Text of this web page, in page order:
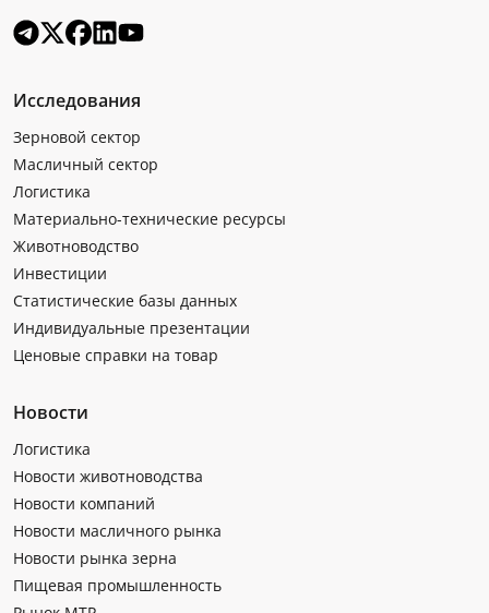
Исследования
Зерновой сектор
Масличный сектор
Логистика
Материально-технические ресурсы
Животноводство
Инвестиции
Статистические базы данных
Индивидуальные презентации
Ценовые справки на товар
Новости
Логистика
Новости животноводства
Новости компаний
Новости масличного рынка
Новости рынка зерна
Пищевая промышленность